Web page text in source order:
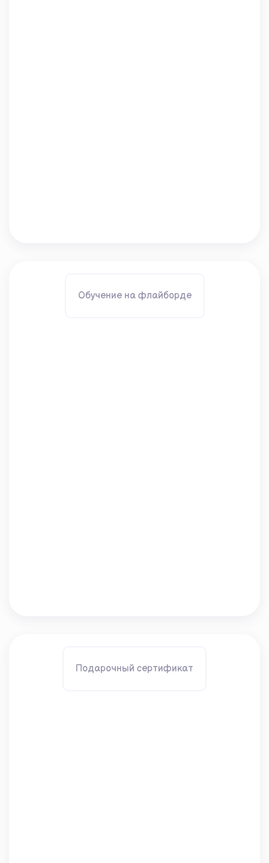
Обучение на флайборде
Подарочный сертификат